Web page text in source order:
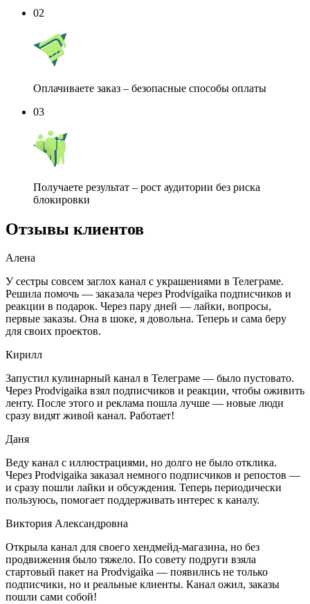
02
Оплачиваете заказ – безопасные способы оплаты
03
Получаете результат – рост аудитории без риска
блокировки
Отзывы клиентов
Алена
У сестры совсем заглох канал с украшениями в Телеграме.
Решила помочь — заказала через Prodvigaika подписчиков и
реакции в подарок. Через пару дней — лайки, вопросы,
первые заказы. Она в шоке, я довольна. Теперь и сама беру
для своих проектов.
Кирилл
Запустил кулинарный канал в Телеграме — было пустовато.
Через Prodvigaika взял подписчиков и реакции, чтобы оживить
ленту. После этого и реклама пошла лучше — новые люди
сразу видят живой канал. Работает!
Даня
Веду канал с иллюстрациями, но долго не было отклика.
Через Prodvigaika заказал немного подписчиков и репостов —
и сразу пошли лайки и обсуждения. Теперь периодически
пользуюсь, помогает поддерживать интерес к каналу.
Виктория Александровна
Открыла канал для своего хендмейд-магазина, но без
продвижения было тяжело. По совету подруги взяла
стартовый пакет на Prodvigaika — появились не только
подписчики, но и реальные клиенты. Канал ожил, заказы
пошли сами собой!